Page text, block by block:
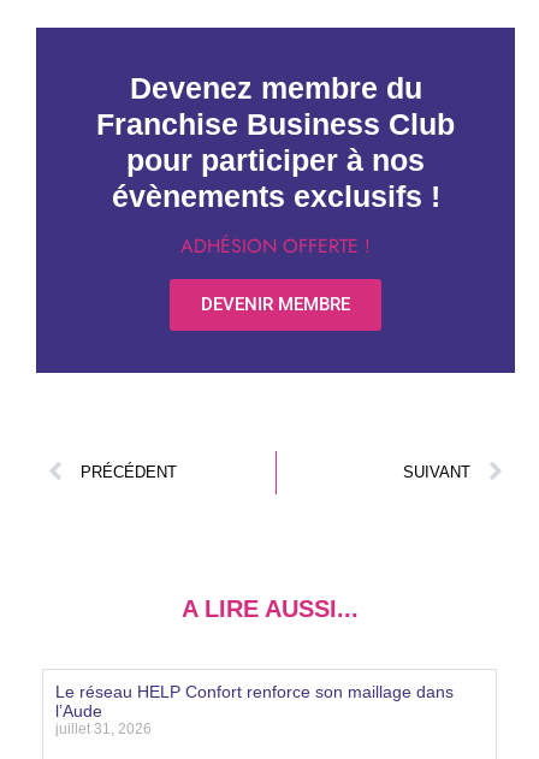
Devenez membre du
Franchise Business Club
pour participer à nos
évènements exclusifs !
ADHÉSION OFFERTE !
DEVENIR MEMBRE
PRÉCÉDENT SUIVANT
A LIRE AUSSI...
Le réseau HELP Confort renforce son maillage dans
l’Aude
juillet 31, 2026